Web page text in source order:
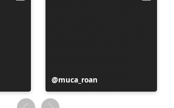
Publication
publiée
par
muca_roan